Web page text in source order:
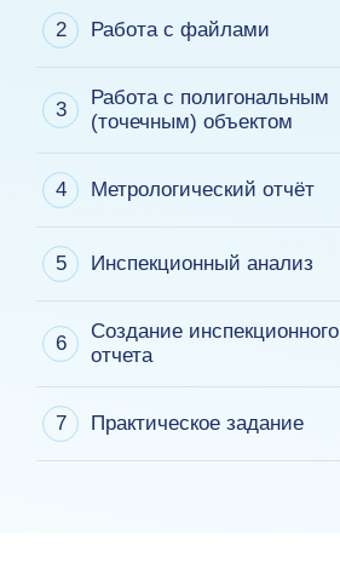
2 Работа с файлами
3
Работа с полигональным
(точечным) объектом
4 Метрологический отчёт
5 Инспекционный анализ
6
Создание инспекционного
отчета
7 Практическое задание